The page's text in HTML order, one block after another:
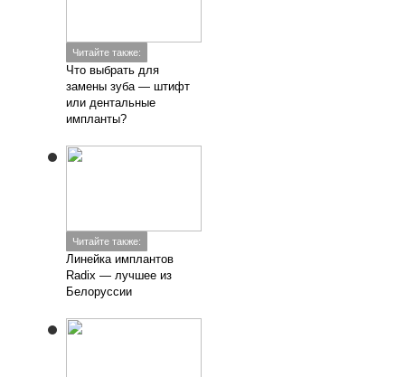
Читайте также:
Что выбрать для
замены зуба — штифт
или дентальные
импланты?
Читайте также:
Линейка имплантов
Radix — лучшее из
Белоруссии